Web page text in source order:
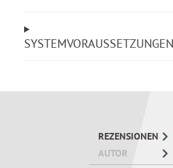
Richtiger Umgang mit
Testament für behinderte Kinder
SYSTEMVORAUSSETZUNGEN
REZENSIONEN
AUTOR